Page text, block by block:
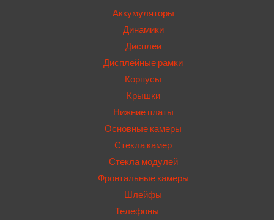
Аккумуляторы
Динамики
Дисплеи
Дисплейные рамки
Корпусы
Крышки
Нижние платы
Основные камеры
Стекла камер
Стекла модулей
Фронтальные камеры
Шлейфы
Телефоны